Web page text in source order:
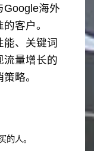
Google海外
客户。
能、关键词
流量增长的
略。
的人。